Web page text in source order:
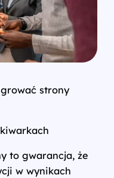
strony
to gwarancja, że
w wynikach